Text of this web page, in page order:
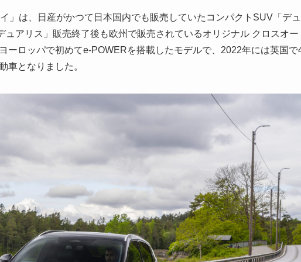
」は、日産がかつて日本国内でも販売していたコンパクトSUV「デュ
ュアリス」販売終了後も欧州で販売されているオリジナル クロスオー
ーロッパで初めてe-POWERを搭載したモデルで、2022年には英国で
車となりました。